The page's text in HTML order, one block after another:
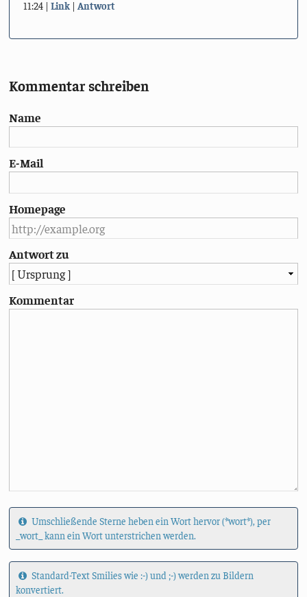
11:24 Link Antwort
Kommentar schreiben
Name
E-Mail
Homepage
Antwort zu
Kommentar
Umschließende Sterne heben ein Wort hervor (*wort*), per
_wort_ kann ein Wort unterstrichen werden.
Standard-Text Smilies wie :-) und ;-) werden zu Bildern
konvertiert.